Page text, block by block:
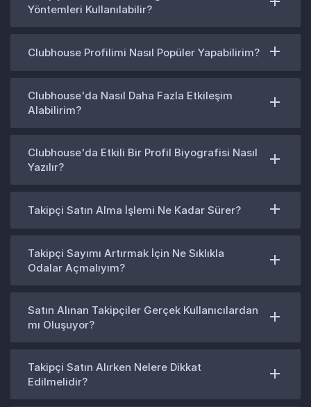
Yöntemleri Kullanılabilir?
Clubhouse Profilimi Nasıl Popüler Yapabilirim?
Clubhouse'da Nasıl Daha Fazla Etkileşim
Alabilirim?
Clubhouse'da Etkili Bir Profil Biyografisi Nasıl
Yazılır?
Takipçi Satın Alma İşlemi Ne Kadar Sürer?
Takipçi Sayımı Artırmak İçin Ne Sıklıkla
Odalar Açmalıyım?
Satın Alınan Takipçiler Gerçek Kullanıcılardan
mı Oluşuyor?
Takipçi Satın Alırken Nelere Dikkat
Edilmelidir?